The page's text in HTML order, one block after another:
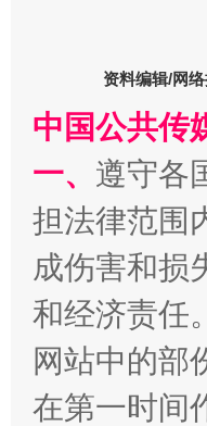
资料编辑/网
中国公共传
一、 遵守各
担法律范围
成伤害和损
和经济责任
网站中的部
在第一时间